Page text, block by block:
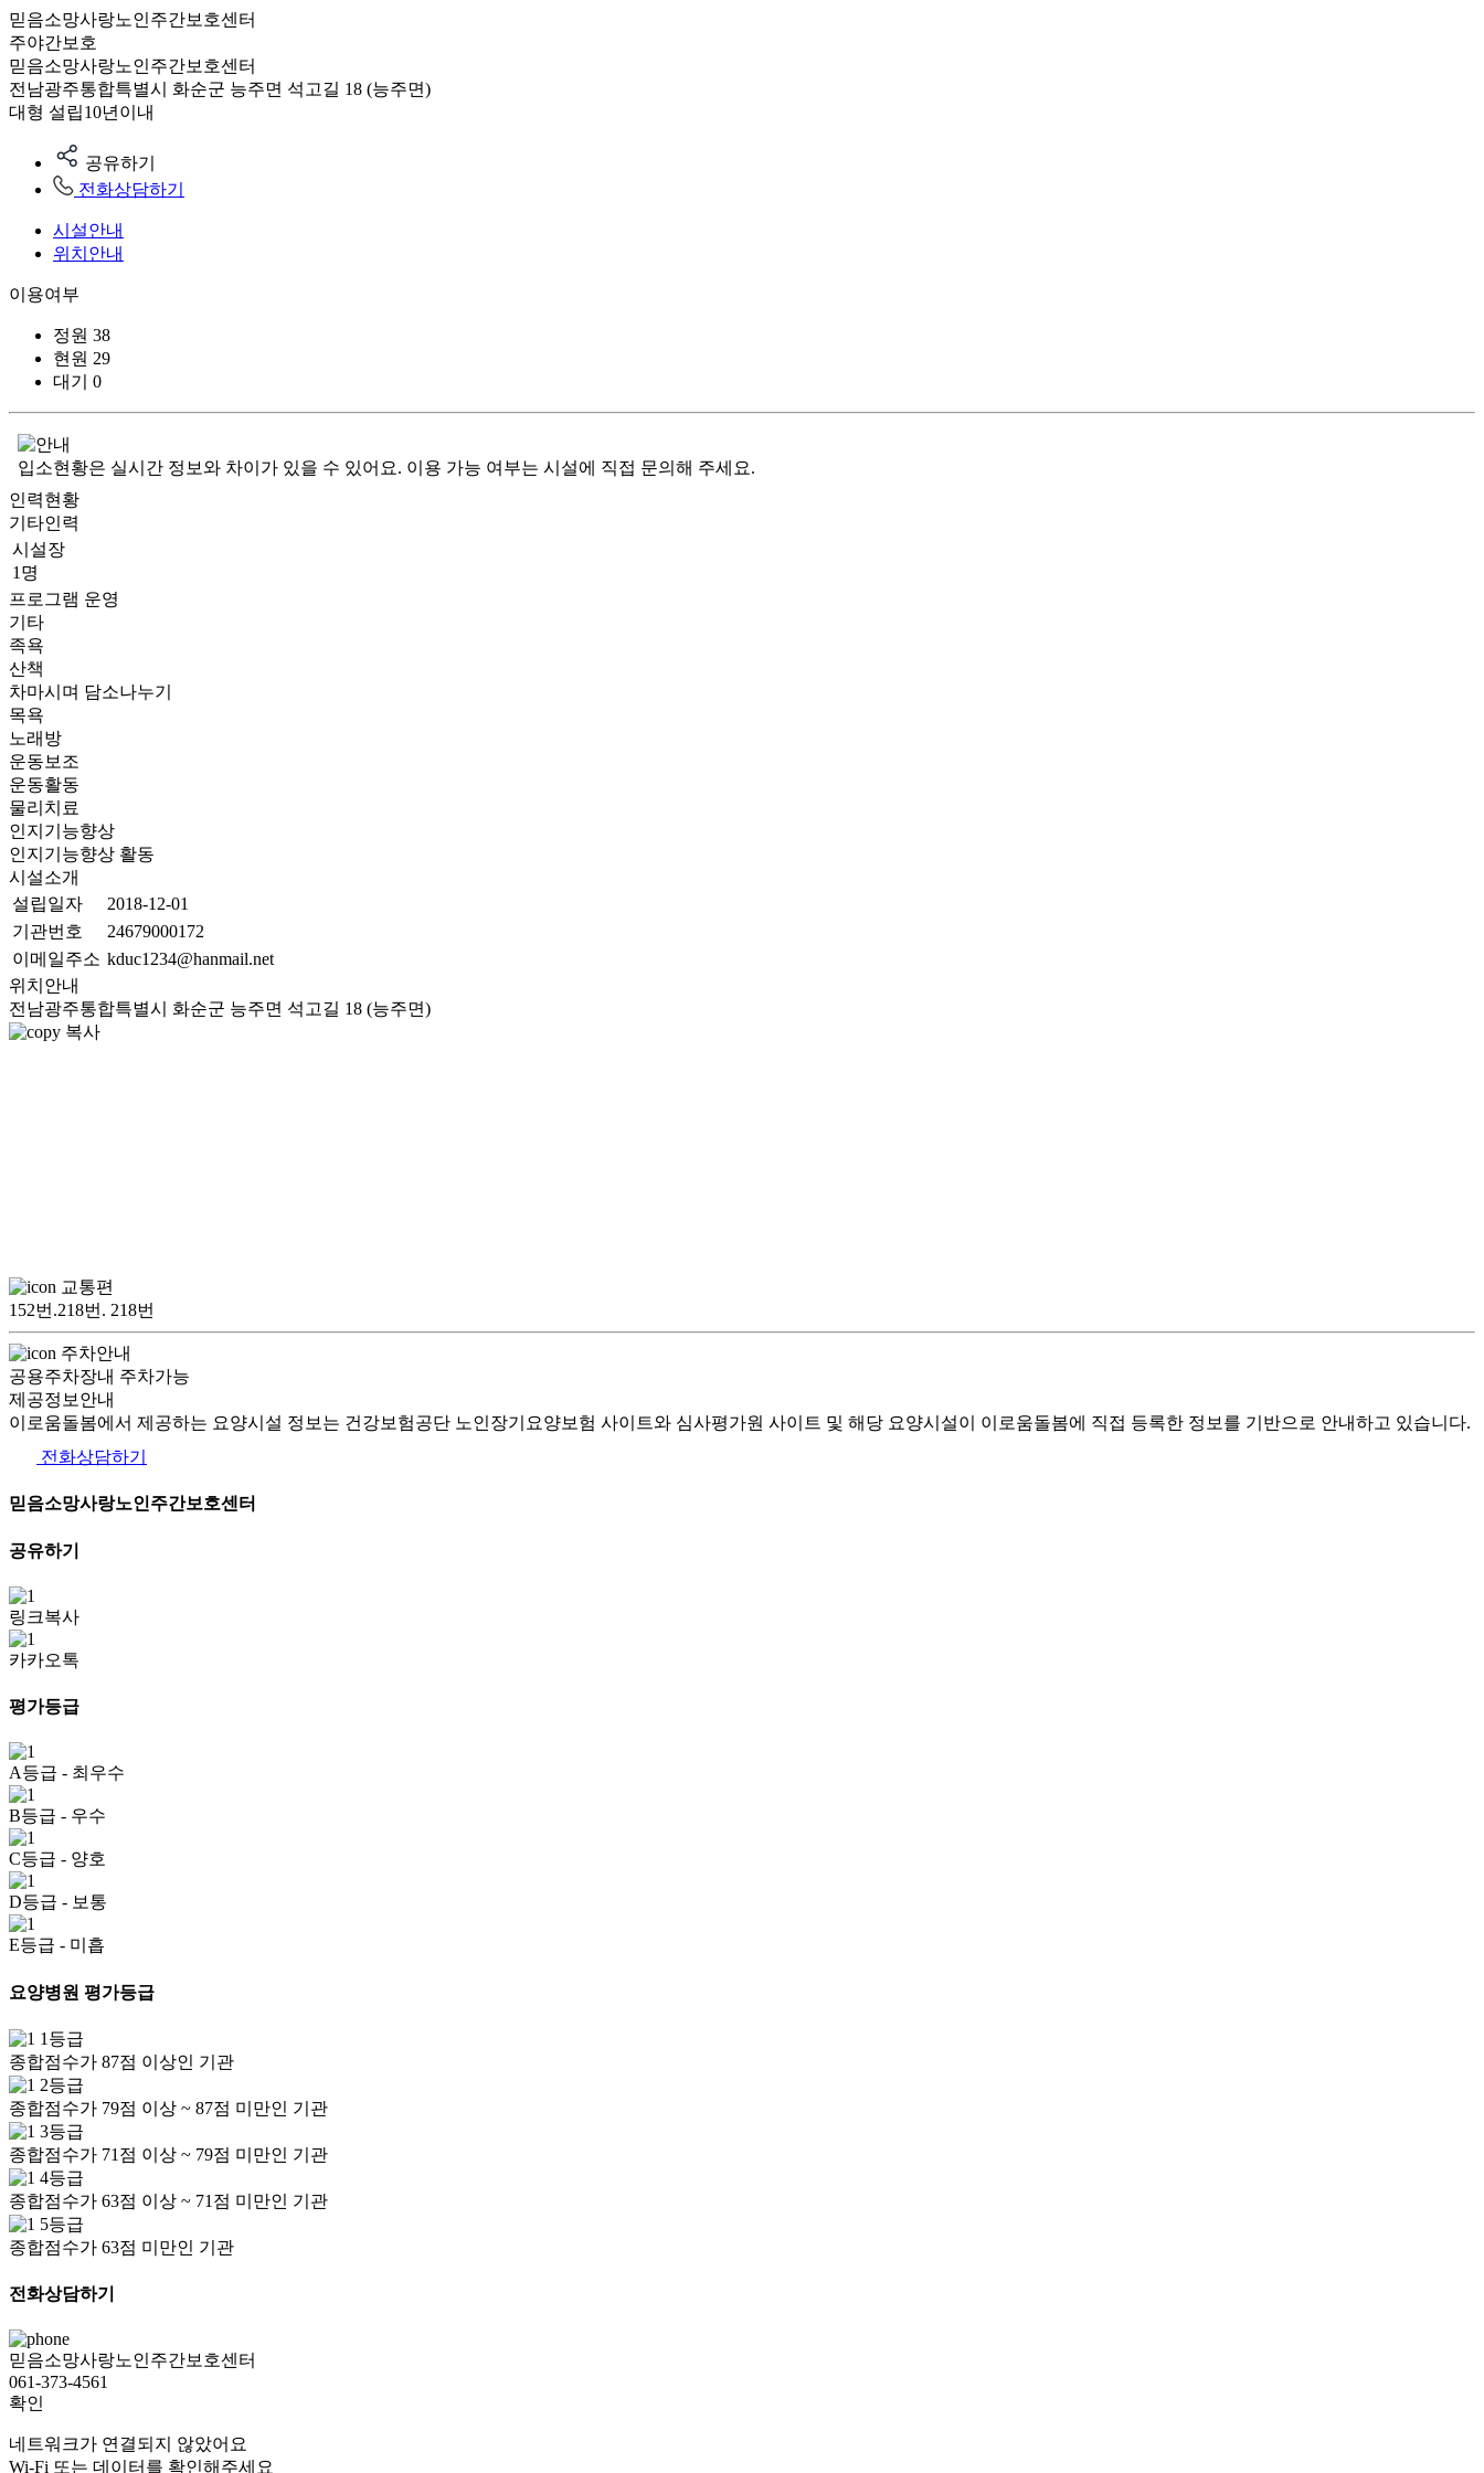
믿음소망사랑노인주간보호센터
주야간보호
믿음소망사랑노인주간보호센터
전남광주통합특별시 화순군 능주면 석고길 18 (능주면)
대형 설립10년이내
공유하기
전화상담하기
시설안내
위치안내
이용여부
정원 38
현원 29
대기
0
입소현황은 실시간 정보와 차이가 있을 수 있어요. 이용 가능 여부는 시설에 직접 문의해 주세요.
인력현황
기타인력
시설장
1명
프로그램 운영
기타
족욕
산책
차마시며 담소나누기
목욕
노래방
운동보조
운동활동
물리치료
인지기능향상
인지기능향상 활동
시설소개
설립일자
2018-12-01
기관번호
24679000172
이메일주소 kduc1234@hanmail.net
위치안내
전남광주통합특별시 화순군 능주면 석고길 18 (능주면)
복사
교통편
152번.218번. 218번
주차안내
공용주차장내 주차가능
제공정보안내
이로움돌봄에서 제공하는 요양시설 정보는 건강보험공단 노인장기요양보험 사이트와 심사평가원 사이트 및 해당 요양시설이 이로움돌봄에 직접 등록한 정보를 기반으로 안내하고 있습니다.
전화상담하기
믿음소망사랑노인주간보호센터
공유하기
링크복사
카카오톡
평가등급
A등급 - 최우수
B등급 - 우수
C등급 - 양호
D등급 - 보통
E등급 - 미흡
요양병원 평가등급
1등급
종합점수가 87점 이상인 기관
2등급
종합점수가 79점 이상 ~ 87점 미만인 기관
3등급
종합점수가 71점 이상 ~ 79점 미만인 기관
4등급
종합점수가 63점 이상 ~ 71점 미만인 기관
5등급
종합점수가 63점 미만인 기관
전화상담하기
믿음소망사랑노인주간보호센터
061-373-4561
확인
네트워크가 연결되지 않았어요
Wi-Fi 또는 데이터를 확인해주세요